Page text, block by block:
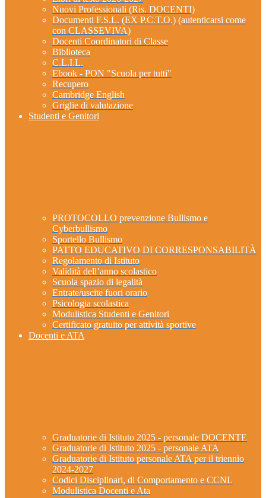
Nuovi Professionali (Ris. DOCENTI)
Documenti F.S.L. (EX P.C.T.O.) (autenticarsi come
con CLASSEVIVA)
Docenti Coordinatori di Classe
Biblioteca
C.L.I.L.
Ebook - PON "Scuola per tutti"
Recupero
Cambridge English
Griglie di valutazione
Studenti e Genitori
PROTOCOLLO prevenzione Bullismo e
Cyberbullismo
Sportello Bullismo
PATTO EDUCATIVO DI CORRESPONSABILITÀ
Regolamento di Istituto
Validità dell’anno scolastico
Scuola spazio di legalità
Entrate/uscite fuori orario
Psicologia scolastica
Modulistica Studenti e Genitori
Certificato gratuito per attività sportive
Docenti e ATA
Graduatorie di Istituto 2025 - personale DOCENTE
Graduatorie di Istituto 2025 - personale ATA
Graduatorie di Istituto personale ATA per il triennio
2024-2027
Codici Disciplinari, di Comportamento e CCNL
Modulistica Docenti e Ata